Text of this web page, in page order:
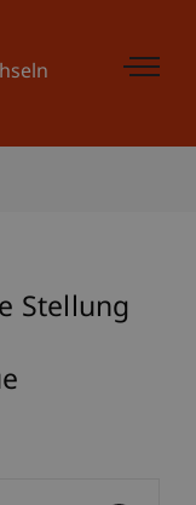
Stellung